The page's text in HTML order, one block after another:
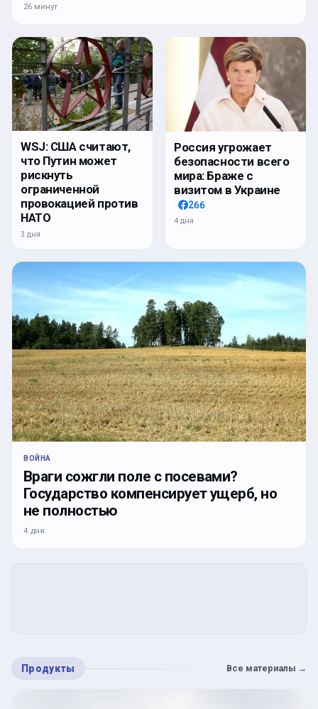
26 минут
WSJ: США считают,
что Путин может
рискнуть
ограниченной
провокацией против
НАТО
3 дня
Россия угрожает
безопасности всего
мира: Браже с
визитом в Украине
266
4 дня
ВОЙНА
Враги сожгли поле с посевами?
Государство компенсирует ущерб, но
не полностью
4 дня
Продукты Все материалы →